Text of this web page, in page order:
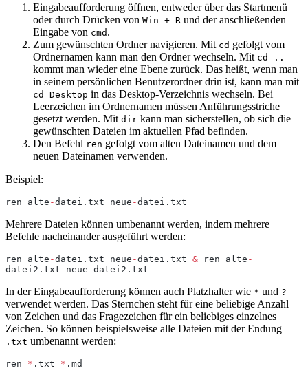
Eingabeaufforderung öffnen, entweder über das Startmenü
oder durch Drücken von Win + R und der anschließenden
Eingabe von cmd .
Zum gewünschten Ordner navigieren. Mit cd gefolgt vom
Ordnernamen kann man den Ordner wechseln. Mit cd ..
kommt man wieder eine Ebene zurück. Das heißt, wenn man
in seinem persönlichen Benutzerordner drin ist, kann man mit
cd Desktop in das Desktop-Verzeichnis wechseln. Bei
Leerzeichen im Ordnernamen müssen Anführungsstriche
gesetzt werden. Mit dir kann man sicherstellen, ob sich die
gewünschten Dateien im aktuellen Pfad befinden.
Den Befehl ren gefolgt vom alten Dateinamen und dem
neuen Dateinamen verwenden.
Beispiel:
ren alte -datei.txt neue -datei.txt
Mehrere Dateien können umbenannt werden, indem mehrere
Befehle nacheinander ausgeführt werden:
ren alte -datei.txt neue -datei.txt & ren alte -
datei2.txt neue -datei2.txt
In der Eingabeaufforderung können auch Platzhalter wie * und ?
verwendet werden. Das Sternchen steht für eine beliebige Anzahl
von Zeichen und das Fragezeichen für ein beliebiges einzelnes
Zeichen. So können beispielsweise alle Dateien mit der Endung
.txt umbenannt werden:
ren * .txt * .md